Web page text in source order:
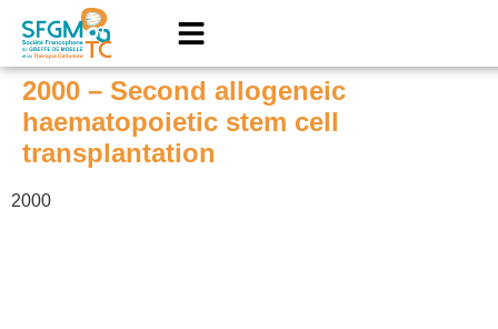
2000 – Second allogeneic
haematopoietic stem cell
transplantation
2000